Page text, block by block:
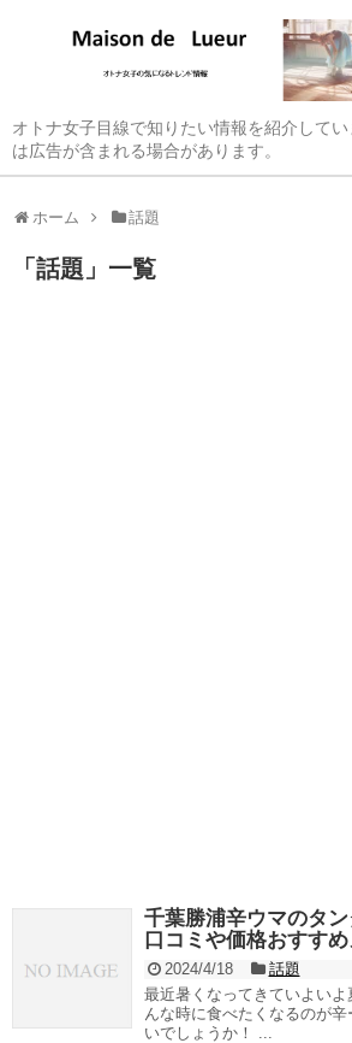
オトナ女子目線で知りたい情報を紹介して
は広告が含まれる場合があります。
ホーム 話題
「話題 」 一覧
千葉勝浦辛ウマのタ
口コミや価格おすす
2024/4/18
話題
最近暑くなってきていよい
んな時に食べたくなるのが
いでしょうか！ ...